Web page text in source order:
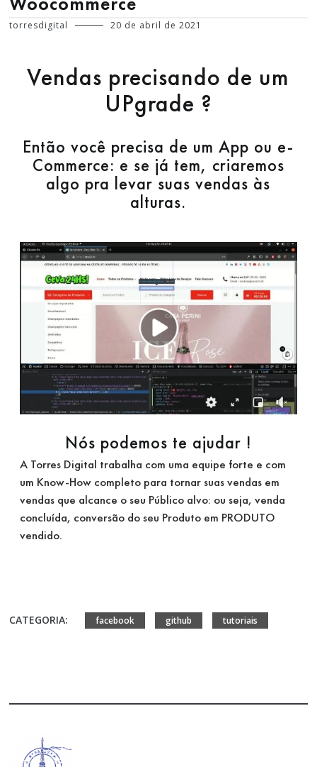
torresdigital 20 de abril de 2021
Vendas precisando de um
UPgrade ?
Então você precisa de um App ou e-
Commerce: e se já tem, criaremos
algo pra levar suas vendas às
alturas.
Nós podemos te ajudar !
A Torres Digital trabalha com uma equipe forte e com
um Know-How completo para tornar suas vendas em
vendas que alcance o seu Público alvo: ou seja, venda
concluída, conversão do seu Produto em PRODUTO
vendido.
CATEGORIA: facebook github tutoriais